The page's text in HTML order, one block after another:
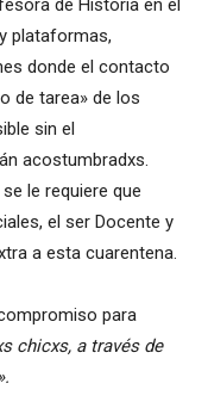
de Historia en el
plataformas,
donde el contacto
de tarea» de los
sin el
acostumbradxs.
le requiere que
el ser Docente y
a esta cuarentena.
para
chicxs, a través de